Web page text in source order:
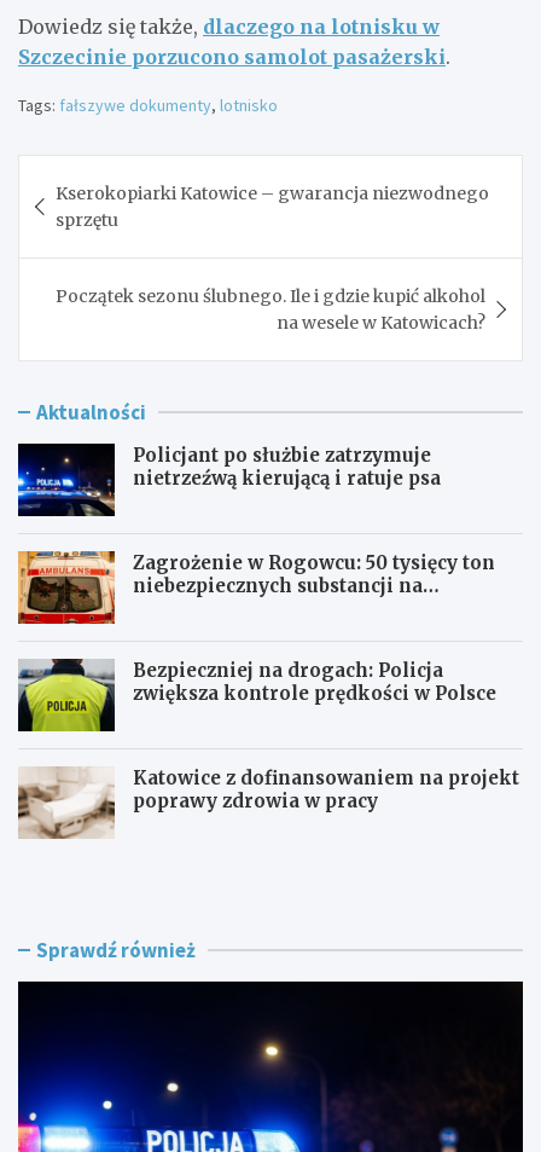
Dowiedz się także, dlaczego na lotnisku w
Szczecinie porzucono samolot pasażerski.
Tags: fałszywe dokumenty, lotnisko
wpisu
Kserokopiarki Katowice – gwarancja niezwodnego
sprzętu
Początek sezonu ślubnego. Ile i gdzie kupić alkohol
na wesele w Katowicach?
Aktualności
Policjant po służbie zatrzymuje
nietrzeźwą kierującą i ratuje psa
Zagrożenie w Rogowcu: 50 tysięcy ton
niebezpiecznych substancji na
Bezpieczniej na drogach: Policja
zwiększa kontrole prędkości w Polsce
Katowice z dofinansowaniem na projekt
poprawy zdrowia w pracy
P
j
o
s
ł
u
Z
ż
w
R
o
g
Sprawdź również